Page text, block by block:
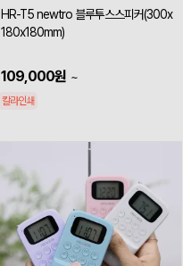
HR-T5 newtro 블루투스스피커(300x
180x180mm)
109,000원 ~
칼라인쇄